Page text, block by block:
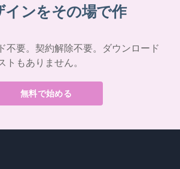
インをその場で作
不要。契約解除不要。ダウンロード
もありません。
無料で始める